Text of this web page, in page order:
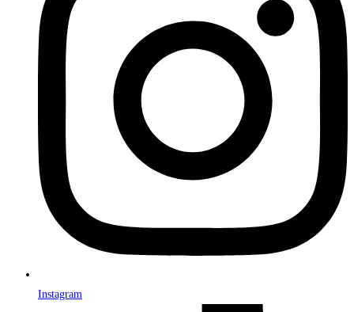
Instagram